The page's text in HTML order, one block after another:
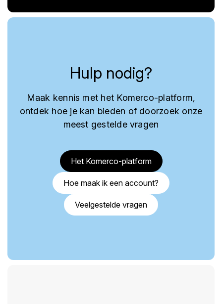
Hulp nodig?
Maak kennis met het Komerco-platform,
ontdek hoe je kan bieden of doorzoek onze
meest gestelde vragen
Het Komerco-platform
Hoe maak ik een account?
Veelgestelde vragen